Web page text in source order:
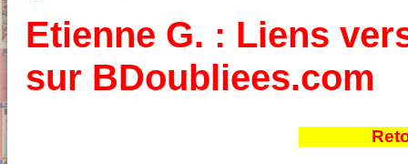
Etienne G. : Liens
sur BDoubliees.com